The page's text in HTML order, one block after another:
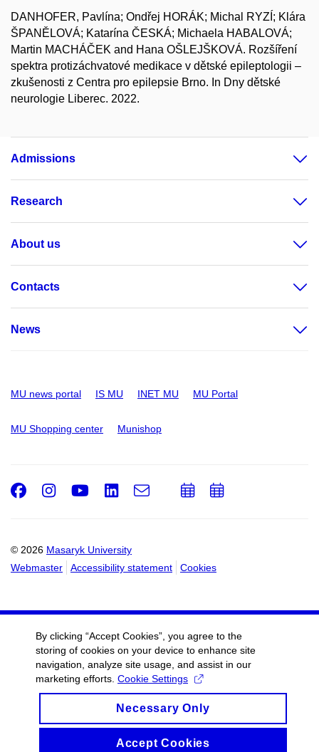
DANHOFER, Pavlína; Ondřej HORÁK; Michal RYZÍ; Klára
ŠPANĚLOVÁ; Katarína ČESKÁ; Michaela HABALOVÁ;
Martin MACHÁČEK and Hana OŠLEJŠKOVÁ. Rozšíření
spektra protizáchvatové medikace v dětské epileptologii –
zkušenosti z Centra pro epilepsie Brno. In Dny dětské
neurologie Liberec. 2022.
Admissions
Research
About us
Contacts
News
MU news portal IS MU INET MU MU Portal
MU Shopping center Munishop
© 2026 Masaryk University
Webmaster
Accessibility statement Cookies
Facebook
Instagram
Youtube
LinkedIn
e-
AddAdd
By clicking “Accept Cookies”, you agree to the
storing of cookies on your device to enhance site
navigation, analyze site usage, and assist in our
marketing efforts. Cookie Settings
Necessary Only
Accept Cookies